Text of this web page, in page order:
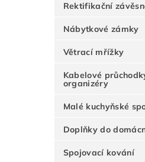
Rektifikační
Nábytkové zámky
Větrací mřížky
Kabelové
organizéry
Malé kuchyňské
Doplňky do
Spojovací kování